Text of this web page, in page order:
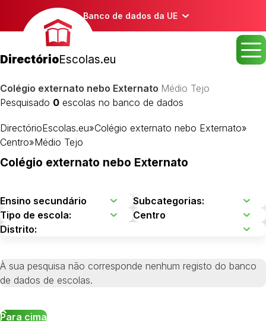
Banco de dados da UE
DirectórioEscolas.eu
Colégio externato nebo Externato Médio Tejo
Pesquisado 0 escolas no banco de dados
DirectórioEscolas.eu»Colégio externato nebo Externato»
Centro»Médio Tejo
Colégio externato nebo Externato
À sua pesquisa não corresponde nenhum registo do banco
de dados de escolas.
Para cima